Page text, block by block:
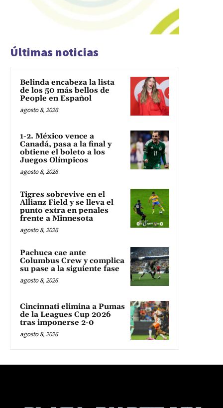
Últimas noticias
Belinda encabeza la lista
de los 50 más bellos de
People en Español
agosto 8, 2026
1-2. México vence a
Canadá, pasa a la final y
obtiene el boleto a los
Juegos Olímpicos
agosto 8, 2026
Tigres sobrevive en el
Allianz Field y se lleva el
punto extra en penales
frente a Minnesota
agosto 8, 2026
Pachuca cae ante
Columbus Crew y complica
su pase a la siguiente fase
agosto 8, 2026
Cincinnati elimina a Pumas
de la Leagues Cup 2026
tras imponerse 2-0
agosto 8, 2026